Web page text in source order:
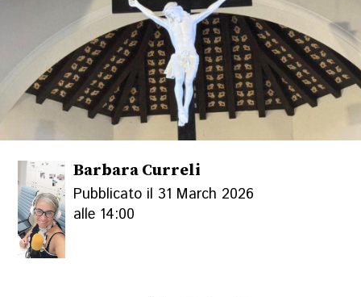
Barbara Curreli
Pubblicato il 31 March 2026
alle 14:00